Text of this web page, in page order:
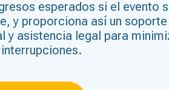
esperados si el evento
y proporciona así un soporte
y asistencia legal para